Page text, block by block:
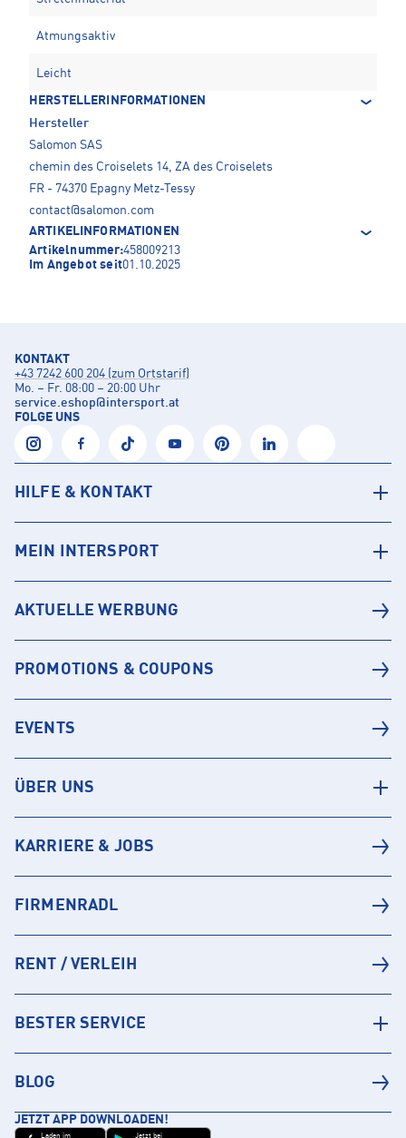
Atmungsaktiv
Leicht
HERSTELLERINFORMATIONEN
Hersteller
Salomon SAS
chemin des Croiselets 14, ZA des Croiselets
FR - 74370 Epagny Metz-Tessy
contact@salomon.com
ARTIKELINFORMATIONEN
Artikelnummer:458009213
Im Angebot seit01.10.2025
KONTAKT
+43 7242 600 204 (zum Ortstarif)
Mo. – Fr. 08:00 – 20:00 Uhr
service.eshop@intersport.at
FOLGE UNS
HILFE & KONTAKT
MEIN INTERSPORT
AKTUELLE WERBUNG
PROMOTIONS & COUPONS
EVENTS
ÜBER UNS
KARRIERE & JOBS
FIRMENRADL
RENT / VERLEIH
BESTER SERVICE
BLOG
JETZT APP DOWNLOADEN!
Laden im Jetzt bei